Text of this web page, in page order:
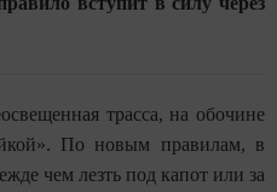
трасса, на обочине
По новым правилам, в
чем лезть под капот или за